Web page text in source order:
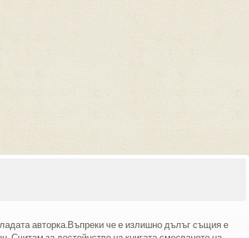
авторка.Въпреки че е излишно дълъг същия е